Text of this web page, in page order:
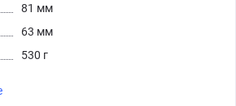
81 мм
63 мм
530 г